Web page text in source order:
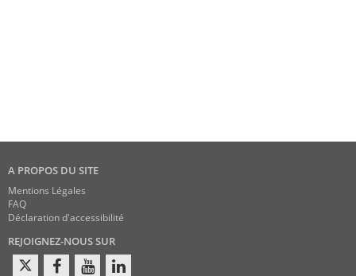
A PROPOS DU SITE
Mentions Légales
FAQ
Déclaration d'accessibilité
REJOIGNEZ-NOUS SUR